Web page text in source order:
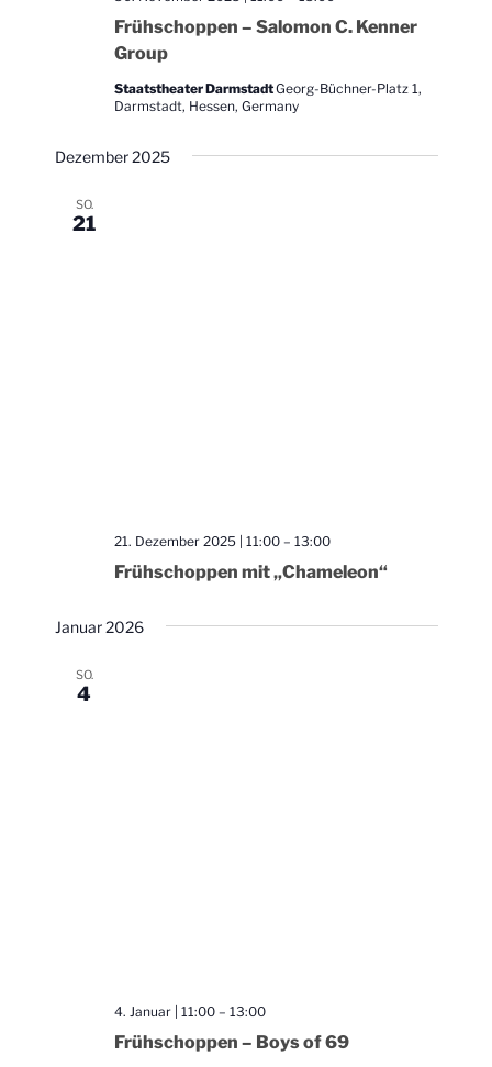
Frühschoppen – Salomon C. Kenner
Group
Staatstheater DarmstadtGeorg-Büchner-Platz 1,
Darmstadt, Hessen, Germany
Dezember 2025
SO.
21
Frühschoppen mit „Chameleon“
21. Dezember 2025 | 11:00– 13:00
Januar 2026
SO.
4
Frühschoppen – Boys of 69
4. Januar | 11:00– 13:00